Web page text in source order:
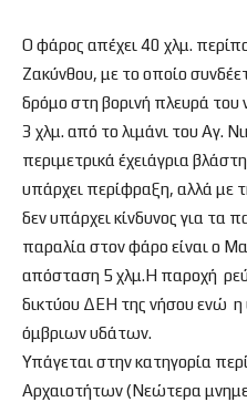
Ο φάρος απέχει 40 χλμ.
Ζακύνθου, με το οποίο
δρόμο στη βορινή πλευρά του
3 χλμ. από το λιμάνι του Αγ.
περιμετρικά έχειάγρια
υπάρχει περίφραξη, αλλά με
δεν υπάρχει κίνδυνος για τα
παραλία στον φάρο είναι ο
απόσταση 5 χλμ.Η παροχή
δικτύου ΔΕΗ της νήσου ενώ η
όμβριων υδάτων.
Υπάγεται στην κατηγορία
Αρχαιοτήτων (Νεώτερα